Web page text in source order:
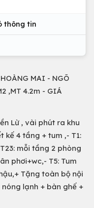
thông tin
MAI - NGÕ
,MT 4.2m - GIÁ
Lừ , vài phút ra khu
kế 4 tầng + tum ,- T1:
mỗi tầng 2 phòng
phơi+wc,- T5: Tum
Tặng toàn bộ nội
lạnh + bàn ghế +